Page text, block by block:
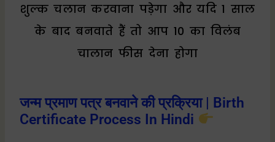
शुल्क चलान करवाना पड़ेगा और यदि 1 साल
के बाद बनवाते हैं तो आप ₹10 का विलंब
चालान फीस देना होगा
जन्म प्रमाण पत्र बनवाने की प्रक्रिया | Birth
Certificate Process In Hindi